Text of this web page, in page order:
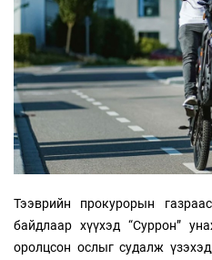
Тээврийн прокурорын
байдлаар хүүхэд “Суррон”
оролцсон ослыг судалж